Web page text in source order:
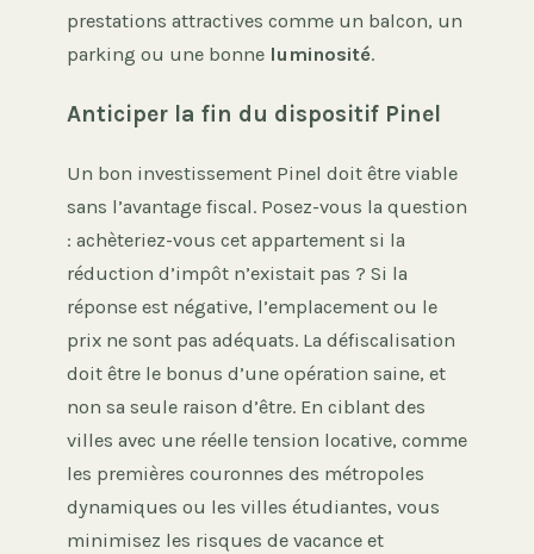
prestations attractives comme un balcon, un
parking ou une bonne luminosité.
Anticiper la fin du dispositif Pinel
Un bon investissement Pinel doit être viable
sans l’avantage fiscal. Posez-vous la question
: achèteriez-vous cet appartement si la
réduction d’impôt n’existait pas ? Si la
réponse est négative, l’emplacement ou le
prix ne sont pas adéquats. La défiscalisation
doit être le bonus d’une opération saine, et
non sa seule raison d’être. En ciblant des
villes avec une réelle tension locative, comme
les premières couronnes des métropoles
dynamiques ou les villes étudiantes, vous
minimisez les risques de vacance et